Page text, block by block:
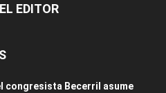
EDITOR
congresista Becerril asume